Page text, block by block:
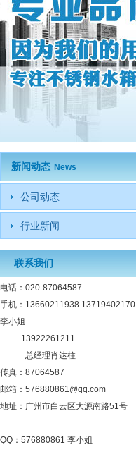
新闻动态 News
公司动态
行业新闻
联系我们
电话：020-87064587
手机：13660211938 13719402170
李小姐
13922261211
总经理肖达柱
传真：87064587
邮箱：576880861@qq.com
地址：广州市白云区大源南路51号
QQ：576880861 李小姐